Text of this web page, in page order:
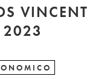
VINCENT
CARÊME (DOMAINE) 2023